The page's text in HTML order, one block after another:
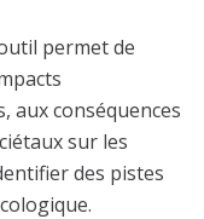
permet de
aux conséquences
sur les
des pistes